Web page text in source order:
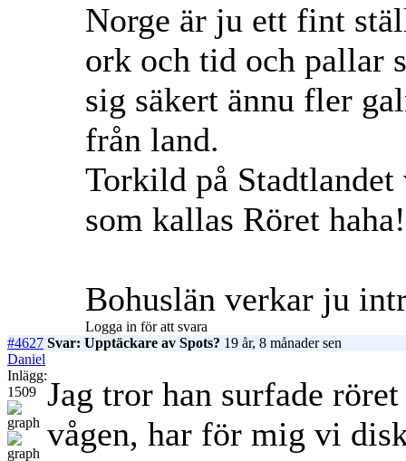
Norge är ju ett fint
ork och tid och pallar
sig säkert ännu fler
från land.
Torkild på
som kallas Röret haha!
Bohuslän verkar ju
Logga in för att svara
#4627 Svar: Upptäckare av Spots? 19 år, 8 månader sen
Daniel
Inlägg:
1509
Jag tror han surfade
vågen, har för mig vi